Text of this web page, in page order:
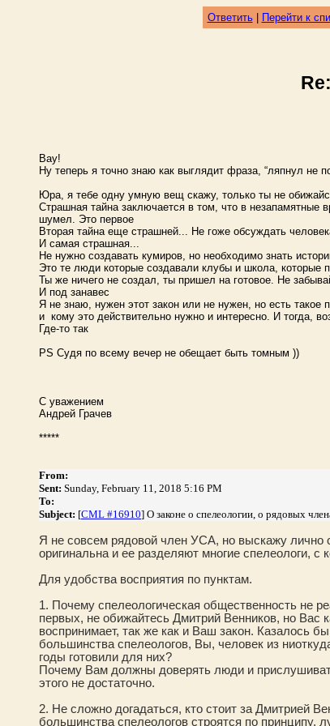
Ответить| Перейти к
Вау!
Ну теперь я точно знаю как выглядит фраза, “ляпнул не
Юра, я тебе одну умную вещ скажу, только ты не
Страшная тайна заключается в том, что в незапамятные
шумел. Это первое
Вторая тайна еще страшней... Не гоже обсуждать
И самая страшная...
Не нужно создавать кумиров, но необходимо знать
Это те люди которые создавали клубы и школа, которые
Ты же ничего не создал, ты пришел на готовое. Не
И под занавес
Я не знаю, нужен этот закон или не нужен, но есть
и кому это действительно нужно и интересно. И тогда,
Где-то так
PS Судя по всему вечер не обещает быть томным ))
С уважением
Андрей Грачев
*****
From:
Sent: Sunday, February 11, 2018 5:16 PM
To:
Subject: [CML #16910] О законе о спелеологии, о рядовых
Я не совсем рядовой член УСА, но выскажу лично
оригинальна и ее разделяют многие спелеологи,
Для удобства восприятия по пунктам.
1. Почему спелеологическая общественность не
первых, не обижайтесь Дмитрий Венников, но Вас
воспринимает, так же как и Ваш закон. Казалось
большинства спелеологов, Вы, человек из
годы готовили для них?
Почему Вам должны доверять люди и
этого не достаточно.
2. Не сложно догадаться, кто стоит за Дмитрией
большинства спелеологов строятся по принципу,